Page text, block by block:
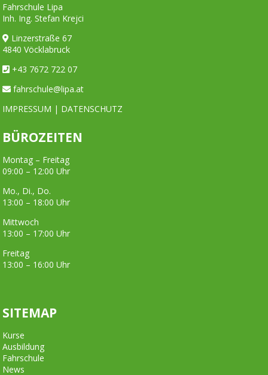
Fahrschule Lipa
Inh. Ing. Stefan Krejci
Linzerstraße 67
4840 Vöcklabruck
+43 7672 722 07
fahrschule@lipa.at
IMPRESSUM | DATENSCHUTZ
BÜROZEITEN
Montag – Freitag
09:00 – 12:00 Uhr
Mo., Di., Do.
13:00 – 18:00 Uhr
Mittwoch
13:00 – 17:00 Uhr
Freitag
13:00 – 16:00 Uhr
SITEMAP
Kurse
Ausbildung
Fahrschule
News